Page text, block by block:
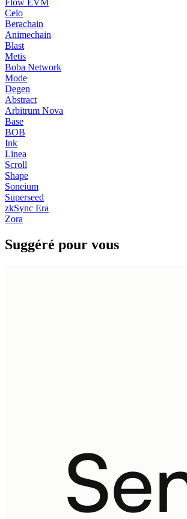
Celo
Berachain
Animechain
Blast
Metis
Boba Network
Mode
Degen
Abstract
Arbitrum Nova
Base
BOB
Ink
Linea
Scroll
Shape
Soneium
Superseed
zkSync Era
Zora
Suggéré pour vous